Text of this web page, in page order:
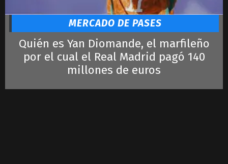
MERCADO DE PASES
Quién es Yan Diomande, el marfileño
por el cual el Real Madrid pagó 140
millones de euros